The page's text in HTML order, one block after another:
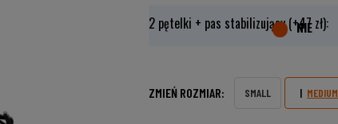
2 pętelki + pas stabilizujący (+47 zł):
ZMIEŃ ROZMIAR: SMALL MEDIUM